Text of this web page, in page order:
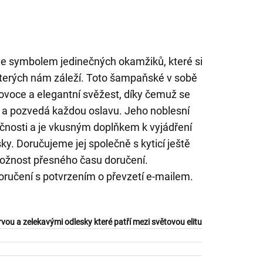
symbolem jedinečných okamžiků, které si
nám záleží. Toto šampaňské v sobě
a elegantní svěžest, díky čemuž se
pozvedá každou oslavu. Jeho noblesní
a je vkusným doplňkem k vyjádření
Doručujeme jej společně s kyticí ještě
přesného času doručení.
s potvrzením o převzetí e-mailem.
a zelekavými odlesky které patří mezi světovou elitu